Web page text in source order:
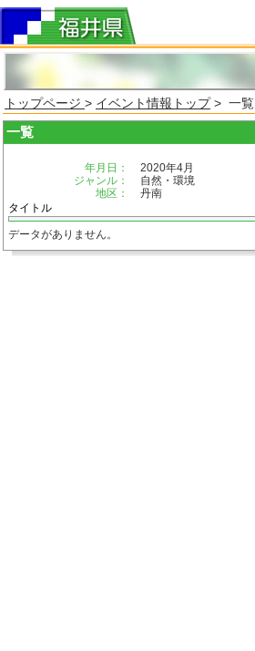
トップページ > イベント情報トップ> 一覧
一覧
年月日：
2020年4月
ジャンル：
自然・環境
地区：
丹南
タイトル
データがありません。